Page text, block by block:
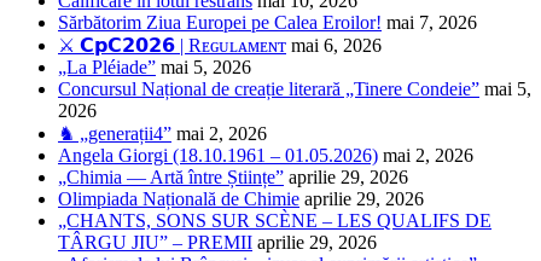
Sărbătorim Ziua Europei pe Calea Eroilor! mai 7, 2026
⚔️ 𝗖𝗽𝗖𝟮𝟬𝟮𝟲 | Rᴇɢᴜʟᴀᴍᴇɴᴛ mai 6, 2026
„La Pléiade” mai 5, 2026
Concursul Național de creație literară „Tinere Condeie” mai 5,
2026
♞ „generații4” mai 2, 2026
Angela Giorgi (18.10.1961 – 01.05.2026) mai 2, 2026
„Chimia — Artă între Științe” aprilie 29, 2026
Olimpiada Națională de Chimie aprilie 29, 2026
„CHANTS, SONS SUR SCÈNE – LES QUALIFS DE
TÂRGU JIU” – PREMII aprilie 29, 2026